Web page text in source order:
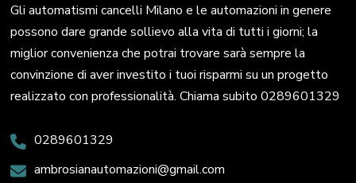
Gli automatismi cancelli Milano e le automazioni in genere
possono dare grande sollievo alla vita di tutti i giorni; la
miglior convenienza che potrai trovare sarà sempre la
convinzione di aver investito i tuoi risparmi su un progetto
realizzato con professionalità. Chiama subito 0289601329
0289601329
ambrosianautomazioni@gmail.com